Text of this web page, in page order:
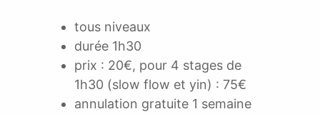
tous niveaux
durée 1h30
prix : 20€, pour 4 stages de
1h30 (slow flow et yin) : 75€
annulation gratuite 1 semaine